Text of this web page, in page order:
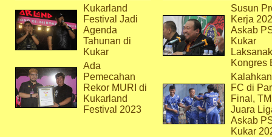
Kukarland
Festival Jadi
Agenda
Tahunan di
Kukar
Ada
Pemecahan
Rekor MURI di
Kukarland
Festival 2023
Susun
Kerja
Askab
Kukar
Kongres
FC di
Final,
Juara
Askab
Kukar